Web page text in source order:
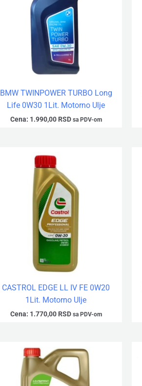
BMW TWINPOWER TURBO Long
Life 0W30 1Lit. Motorno Ulje
Cena: 1.990,00 RSD sa PDV-om
CASTROL EDGE LL IV FE 0W20
1Lit. Motorno Ulje
Cena: 1.770,00 RSD sa PDV-om